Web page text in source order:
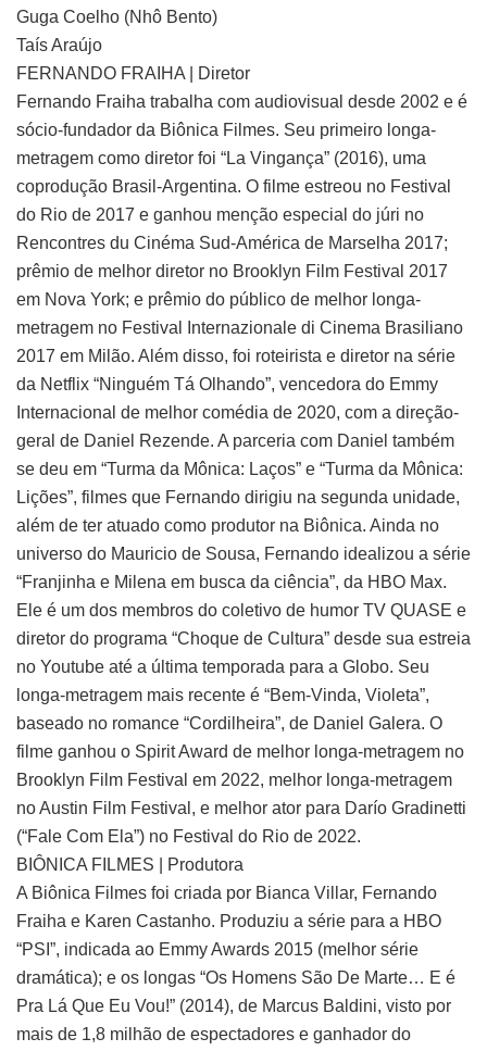
Guga Coelho (Nhô Bento)
Taís Araújo
FERNANDO FRAIHA | Diretor
Fernando Fraiha trabalha com audiovisual desde 2002 e é
sócio-fundador da Biônica Filmes. Seu primeiro longa-
metragem como diretor foi “La Vingança” (2016), uma
coprodução Brasil-Argentina. O filme estreou no Festival
do Rio de 2017 e ganhou menção especial do júri no
Rencontres du Cinéma Sud-América de Marselha 2017;
prêmio de melhor diretor no Brooklyn Film Festival 2017
em Nova York; e prêmio do público de melhor longa-
metragem no Festival Internazionale di Cinema Brasiliano
2017 em Milão. Além disso, foi roteirista e diretor na série
da Netflix “Ninguém Tá Olhando”, vencedora do Emmy
Internacional de melhor comédia de 2020, com a direção-
geral de Daniel Rezende. A parceria com Daniel também
se deu em “Turma da Mônica: Laços” e “Turma da Mônica:
Lições”, filmes que Fernando dirigiu na segunda unidade,
além de ter atuado como produtor na Biônica. Ainda no
universo do Mauricio de Sousa, Fernando idealizou a série
“Franjinha e Milena em busca da ciência”, da HBO Max.
Ele é um dos membros do coletivo de humor TV QUASE e
diretor do programa “Choque de Cultura” desde sua estreia
no Youtube até a última temporada para a Globo. Seu
longa-metragem mais recente é “Bem-Vinda, Violeta”,
baseado no romance “Cordilheira”, de Daniel Galera. O
filme ganhou o Spirit Award de melhor longa-metragem no
Brooklyn Film Festival em 2022, melhor longa-metragem
no Austin Film Festival, e melhor ator para Darío Gradinetti
(“Fale Com Ela”) no Festival do Rio de 2022.
BIÔNICA FILMES | Produtora
A Biônica Filmes foi criada por Bianca Villar, Fernando
Fraiha e Karen Castanho. Produziu a série para a HBO
“PSI”, indicada ao Emmy Awards 2015 (melhor série
dramática); e os longas “Os Homens São De Marte… E é
Pra Lá Que Eu Vou!” (2014), de Marcus Baldini, visto por
mais de 1,8 milhão de espectadores e ganhador do